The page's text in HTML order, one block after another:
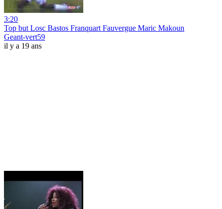
3:20
Top but Losc Bastos Franquart Fauvergue Maric Makoun
Geant-vert59
il y a 19 ans